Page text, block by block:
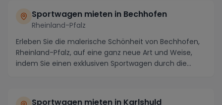
Sportwagen mieten in Bechhofen
Rheinland-Pfalz
Erleben Sie die malerische Schönheit von Bechhofen,
Rheinland-Pfalz, auf eine ganz neue Art und Weise,
indem Sie einen exklusiven Sportwagen durch die...
Sportwagen mieten in Karlshuld